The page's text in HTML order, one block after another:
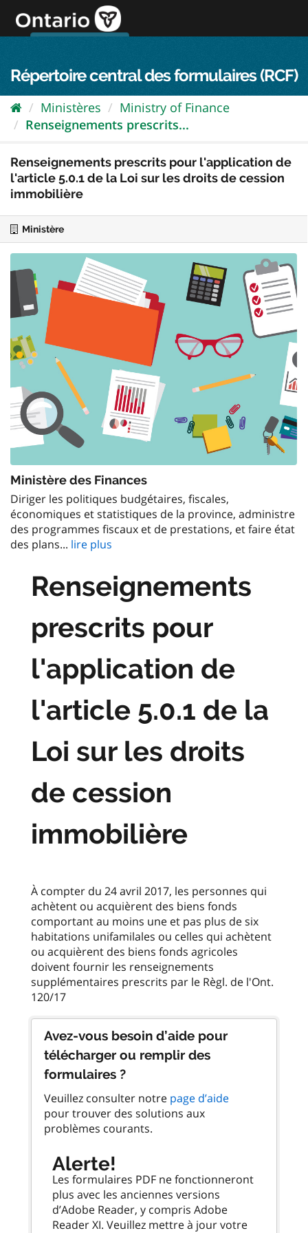
directement
au
Répertoire central des formulaires (RCF)
Ministères
Ministry of Finance
Renseignements prescrits...
Renseignements prescrits pour l'application de
l'article 5.0.1 de la Loi sur les droits de cession
immobilière
Ministère
Ministère des Finances
Diriger les politiques budgétaires, fiscales,
économiques et statistiques de la province, administre
des programmes fiscaux et de prestations, et faire état
des plans... lire plus
Renseignements
prescrits pour
l'application de
l'article 5.0.1 de la
Loi sur les droits
de cession
immobilière
À compter du 24 avril 2017, les personnes qui
achètent ou acquièrent des biens fonds
comportant au moins une et pas plus de six
habitations unifamilales ou celles qui achètent
ou acquièrent des biens fonds agricoles
doivent fournir les renseignements
supplémentaires prescrits par le Règl. de l'Ont.
Avez-vous besoin d’aide pour
télécharger ou remplir des
formulaires ?
Veuillez consulter notre page d’aide
pour trouver des solutions aux
problèmes courants.
Alerte!
Les formulaires PDF ne fonctionneront
plus avec les anciennes versions
d’Adobe Reader, y compris Adobe
Reader XI. Veuillez mettre à jour votre